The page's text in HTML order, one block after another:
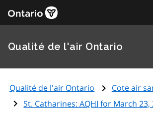
Qualité de l'air Ontario
Qualité de l'air Ontario Cote air
St. Catharines:AQHI for March 23,